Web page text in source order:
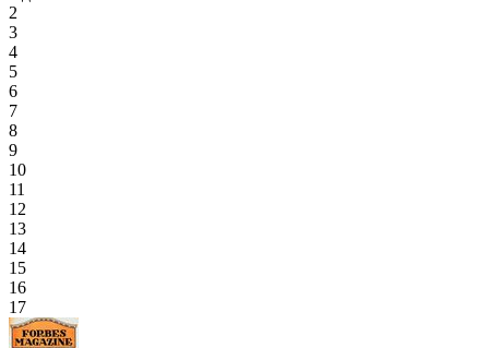
2
3
4
5
6
7
8
9
10
11
12
13
14
15
16
17